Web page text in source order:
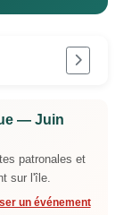
patronales et
sur l'île.
un événement